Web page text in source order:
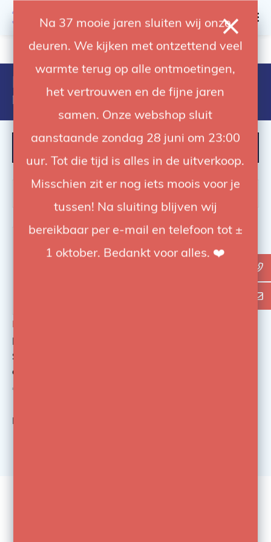
Na 37 mooie jaren sluiten wij onze
deuren. We kijken met ontzettend veel
warmte terug op alle ontmoetingen,
het vertrouwen en de fijne jaren
samen. Onze webshop sluit
aanstaande zondag 28 juni om 23:00
uur. Tot die tijd is alles in de uitverkoop.
Misschien zit er nog iets moois voor je
tussen! Na sluiting blijven wij
bereikbaar per e-mail en telefoon tot ±
1 oktober. Bedankt voor alles. ❤️
4.92 / 5 op trusted shops
Producten getagd met cable
management
FILTER
Set | Orde in Studio-
en Flitskabels
€2,75